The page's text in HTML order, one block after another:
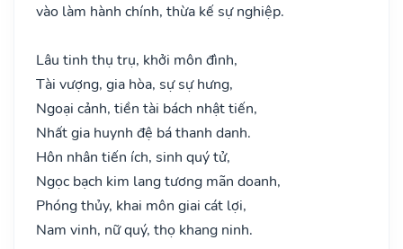
vào làm hành chính, thừa kế sự nghiệp.
Lâu tinh thụ trụ, khởi môn đình,
Tài vượng, gia hòa, sự sự hưng,
Ngoại cảnh, tiền tài bách nhật tiến,
Nhất gia huynh đệ bá thanh danh.
Hôn nhân tiến ích, sinh quý tử,
Ngọc bạch kim lang tương mãn doanh,
Phóng thủy, khai môn giai cát lợi,
Nam vinh, nữ quý, thọ khang ninh.